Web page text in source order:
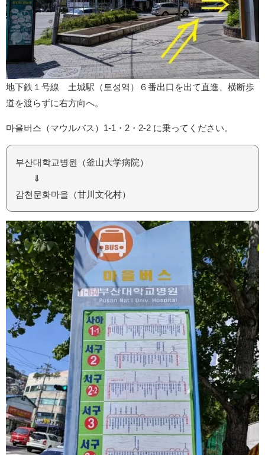
地下鉄１号線 土城駅（토성역）６番出口を出て直進、横断歩
道を渡らずに右方向へ。
마을버스（マウルバス）1-1・2・2-2 に乗ってください。
부산대학교병원（釜山大学病院）
⇓
감천문화마을（甘川文化村）